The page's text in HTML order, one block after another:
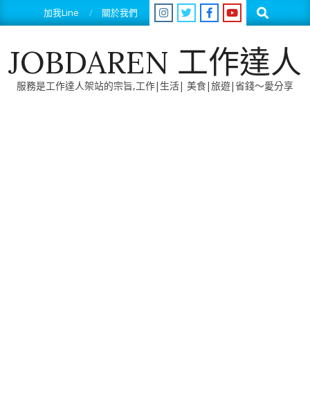
to
加我Line 關於我們 Search
JOBDAREN 工作達人
服務是工作達人架站的宗旨,工作|生活| 美食|旅遊|省錢～愛分享